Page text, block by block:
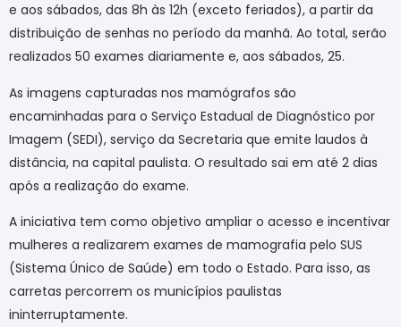
e aos sábados, das 8h às 12h (exceto feriados), a partir da
distribuição de senhas no período da manhã. Ao total, serão
realizados 50 exames diariamente e, aos sábados, 25.
As imagens capturadas nos mamógrafos são
encaminhadas para o Serviço Estadual de Diagnóstico por
Imagem (SEDI), serviço da Secretaria que emite laudos à
distância, na capital paulista. O resultado sai em até 2 dias
após a realização do exame.
A iniciativa tem como objetivo ampliar o acesso e incentivar
mulheres a realizarem exames de mamografia pelo SUS
(Sistema Único de Saúde) em todo o Estado. Para isso, as
carretas percorrem os municípios paulistas
ininterruptamente.